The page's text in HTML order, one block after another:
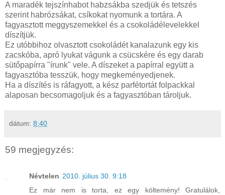
A maradék tejszínhabot habzsákba szedjük és tetszés
szerint habrózsákat, csíkokat nyomunk a tortára. A
fagyasztott meggyszemekkel és a csokoládélevelekkel
díszítjük.
Ez utóbbihoz olvasztott csokoládét kanalazunk egy kis
zacskóba, apró lyukat vágunk a csücskére és egy darab
sütőpapírra "írunk" vele. A díszeket a papírral együtt a
fagyasztóba tesszük, hogy megkeményedjenek.
Ha a díszítés is ráfagyott, a kész parfétortát folpackkal
alaposan becsomagoljuk és a fagyasztóban tároljuk.
dátum: 8:40
59 megjegyzés:
Névtelen 2010. július 30. 9:18
Ez már nem is torta, ez egy költemény! Gratulálok,